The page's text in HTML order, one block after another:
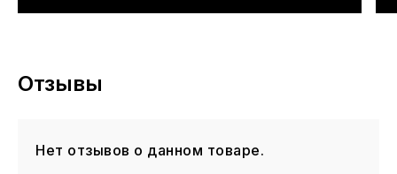
Отзывы
Нет отзывов о данном товаре.